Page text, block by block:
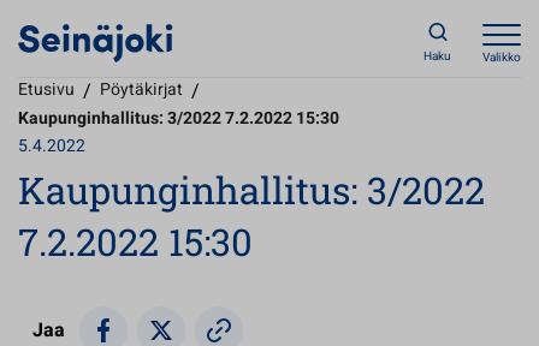
Haku Valikko
Etusivu / Pöytäkirjat /
Kaupunginhallitus: 3/2022 7.2.2022 15:30
5.4.2022
Kaupunginhallitus: 3/2022
7.2.2022 15:30
Jaa